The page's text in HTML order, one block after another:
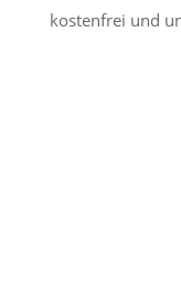
kostenfrei und